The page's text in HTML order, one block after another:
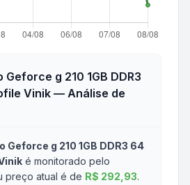
Geforce g 210 1GB DDR3
Vinik — Análise de
Geforce g 210 1GB DDR3 64
é monitorado pelo
preço atual é de R$ 292,93.